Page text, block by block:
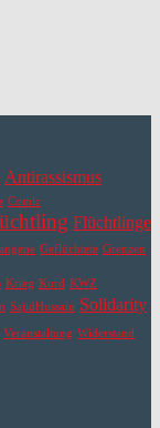
Antirassismus
Comic
Flüchtlinge
Geflüchtete Grenzen
Krieg Kurd KWZ
SajidHussain Solidarity
Veranstaltung Widerstand